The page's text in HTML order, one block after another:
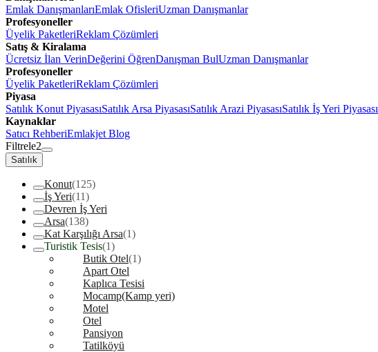
Emlak DanışmanlarıEmlak OfisleriUzman Danışmanlar
Profesyoneller
Üyelik PaketleriReklam Çözümleri
Satış & Kiralama
Ücretsiz İlan VerinDeğerini ÖğrenDanışman BulUzman Danışmanlar
Profesyoneller
Üyelik PaketleriReklam Çözümleri
Piyasa
Satılık Konut PiyasasıSatılık Arsa PiyasasıSatılık Arazi PiyasasıSatılık İş Yeri Piyasası
Kaynaklar
Satıcı RehberiEmlakjet Blog
Filtrele2
Satılık
Konut(125)
İş Yeri(11)
Devren İş Yeri
Arsa(138)
Kat Karşılığı Arsa(1)
Turistik Tesis(1)
Butik Otel(1)
Apart Otel
Kaplıca Tesisi
Mocamp(Kamp yeri)
Motel
Otel
Pansiyon
Tatilköyü